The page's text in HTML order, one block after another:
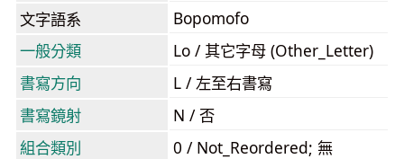
文字語系
Bopomofo
一般分類
Lo / 其它字母 (Other_Letter)
書寫方向
L / 左至右書寫
書寫鏡射
N / 否
組合類別
0 / Not_Reordered; 無